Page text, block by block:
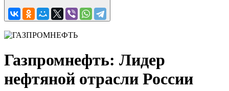
Газпромнефть: Лидер
нефтяной отрасли России